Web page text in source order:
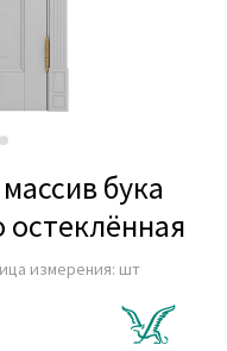
бука
измерения: шт